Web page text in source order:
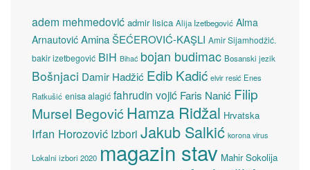
adem mehmedović admir lisica Alija Izetbegović Alma
Arnautović Amina ŠEĆEROVIĆ-KAŞLI Amir Sijamhodžić.
bakir izetbegović BiH Bihać bojan budimac Bosanski jezik
Bošnjaci Damir Hadžić Edib Kadić elvir resić Enes
Ratkušić enisa alagić fahrudin vojić Faris Nanić Filip
Mursel Begović Hamza Ridžal Hrvatska
Irfan Horozović Izbori Jakub Salkić korona virus
Lokalni izbori 2020 magazin stav Mahir Sokolija